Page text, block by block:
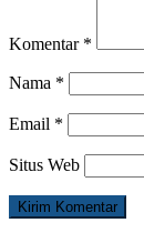
Komentar *
Nama *
Email *
Situs Web